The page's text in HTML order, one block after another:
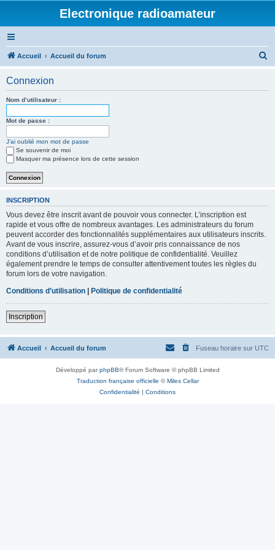
Electronique radioamateur
Accueil Accueil du forum
Connexion
Nom d’utilisateur :
Mot de passe :
J’ai oublié mon mot de passe
Se souvenir de moi
Masquer ma présence lors de cette session
INSCRIPTION
Vous devez être inscrit avant de pouvoir vous connecter. L’inscription est
rapide et vous offre de nombreux avantages. Les administrateurs du forum
peuvent accorder des fonctionnalités supplémentaires aux utilisateurs inscrits.
Avant de vous inscrire, assurez-vous d’avoir pris connaissance de nos
conditions d’utilisation et de notre politique de confidentialité. Veuillez
également prendre le temps de consulter attentivement toutes les règles du
forum lors de votre navigation.
Conditions d’utilisation | Politique de confidentialité
Inscription
Accueil Accueil du forum Fuseau horaire sur UTC
Développé parphpBB® Forum Software © phpBB Limited
Traduction française officielle ©Miles Cellar
Confidentialité | Conditions